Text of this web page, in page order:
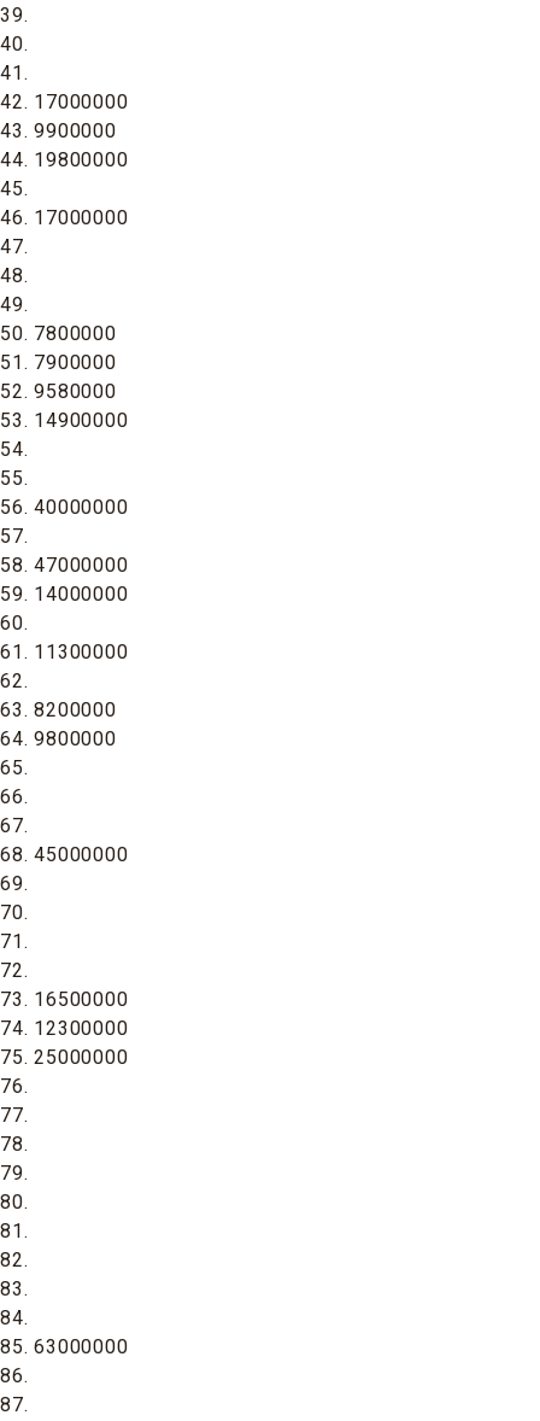
39.
40.
41.
42. 17000000
43. 9900000
44. 19800000
45.
46. 17000000
47.
48.
49.
50. 7800000
51. 7900000
52. 9580000
53. 14900000
54.
55.
56. 40000000
57.
58. 47000000
59. 14000000
60.
61. 11300000
62.
63. 8200000
64. 9800000
65.
66.
67.
68. 45000000
69.
70.
71.
72.
73. 16500000
74. 12300000
75. 25000000
76.
77.
78.
79.
80.
81.
82.
83.
84.
85. 63000000
86.
87.